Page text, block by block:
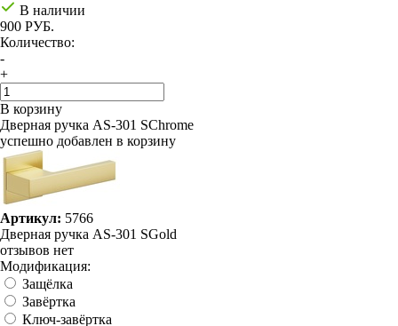
В наличии
900 РУБ.
Количество:
-
+
В корзину
Дверная ручка AS-301 SChrome
успешно добавлен в корзину
Артикул: 5766
Дверная ручка AS-301 SGold
отзывов нет
Модификация:
Защёлка
Завёртка
Ключ-завёртка